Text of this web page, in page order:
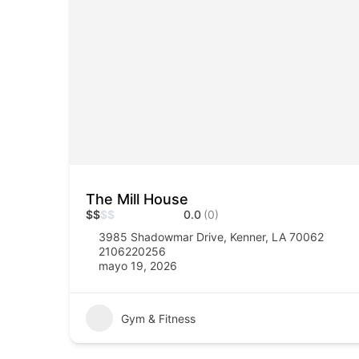
The Mill House
$$$$ 0.0 (0)
3985 Shadowmar Drive, Kenner, LA 70062
2106220256
mayo 19, 2026
Gym & Fitness